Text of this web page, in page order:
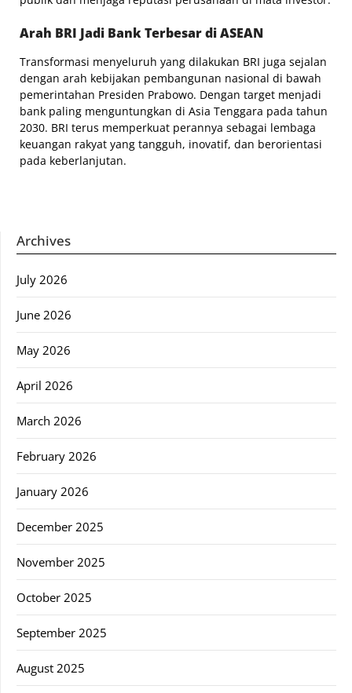
Arah BRI Jadi Bank Terbesar di ASEAN
Transformasi menyeluruh yang dilakukan BRI juga sejalan
dengan arah kebijakan pembangunan nasional di bawah
pemerintahan Presiden Prabowo. Dengan target menjadi
bank paling menguntungkan di Asia Tenggara pada tahun
2030. BRI terus memperkuat perannya sebagai lembaga
keuangan rakyat yang tangguh, inovatif, dan berorientasi
pada keberlanjutan.
Archives
July 2026
June 2026
May 2026
April 2026
March 2026
February 2026
January 2026
December 2025
November 2025
October 2025
September 2025
August 2025